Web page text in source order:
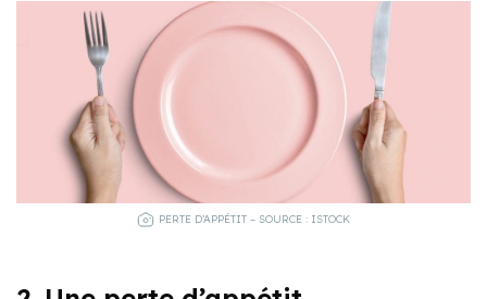
PERTE D’APPÉTIT – SOURCE : ISTOCK